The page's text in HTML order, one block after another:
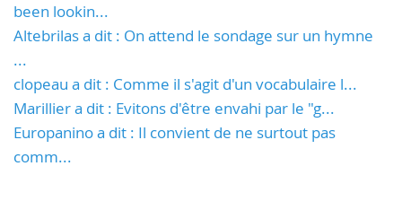
been lookin...
Altebrilas a dit : On attend le sondage sur un hymne
...
clopeau a dit : Comme il s'agit d'un vocabulaire l...
Marillier a dit : Evitons d'être envahi par le "g...
Europanino a dit : Il convient de ne surtout pas
comm...